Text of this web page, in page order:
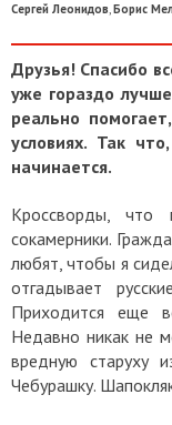
Сергей Леонидов,Борис
Друзья! Спасибо
уже гораздо
реально
условиях. Так
начинается.
Кроссворды, что
сокамерники.
любят, чтобы я
отгадывает
Приходится еще
Недавно никак не
вредную старуху
Чебурашку.